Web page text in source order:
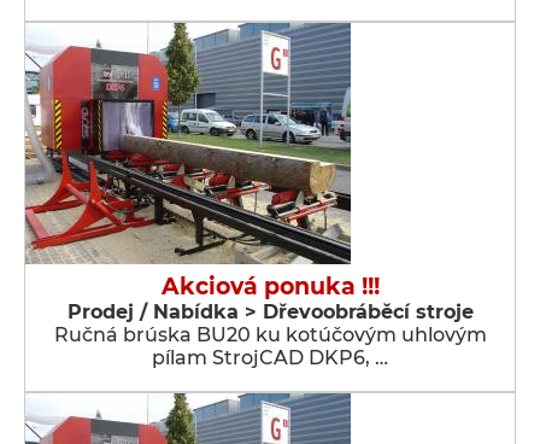
Akciová ponuka !!!
Prodej / Nabídka > Dřevoobráběcí stroje
Ručná brúska BU20 ku kotúčovým uhlovým
pílam StrojCAD DKP6, …